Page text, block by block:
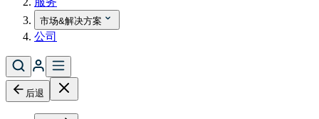
市场&解决方案
公司
后退